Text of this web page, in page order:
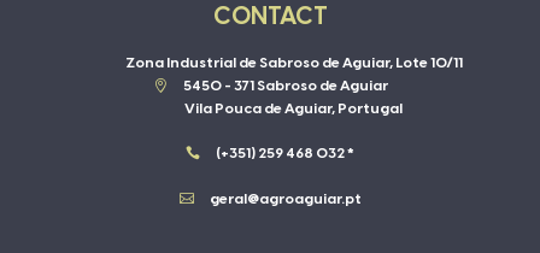
CONTACT
Zona Industrial de Sabroso de Aguiar, Lote 10/11

5450 - 371 Sabroso de Aguiar
Vila Pouca de Aguiar, Portugal
 (+351) 259 468 032 *
 geral@agroaguiar.pt